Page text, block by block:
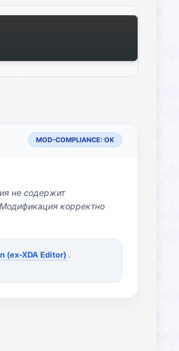
MOD-COMPLIANCE: OK
не содержит
корректно
(ex-XDA Editor) .